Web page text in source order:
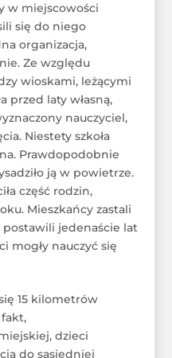
w miejscowości
się do niego
organizacja,
Ze względu
wioskami, leżącymi
przed laty własną,
nauczyciel,
Niestety szkoła
Prawdopodobnie
ją w powietrze.
część rodzin,
Mieszkańcy zastali
jedenaście lat
mogły nauczyć się
15 kilometrów
dzieci
do sąsiedniej